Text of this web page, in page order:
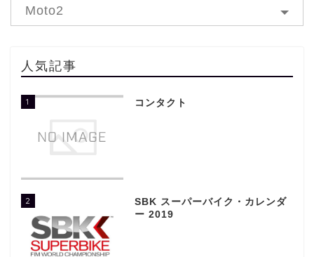
Moto2
人気記事
1 コンタクト
2
SBK スーパーバイク・カレンダ
ー 2019